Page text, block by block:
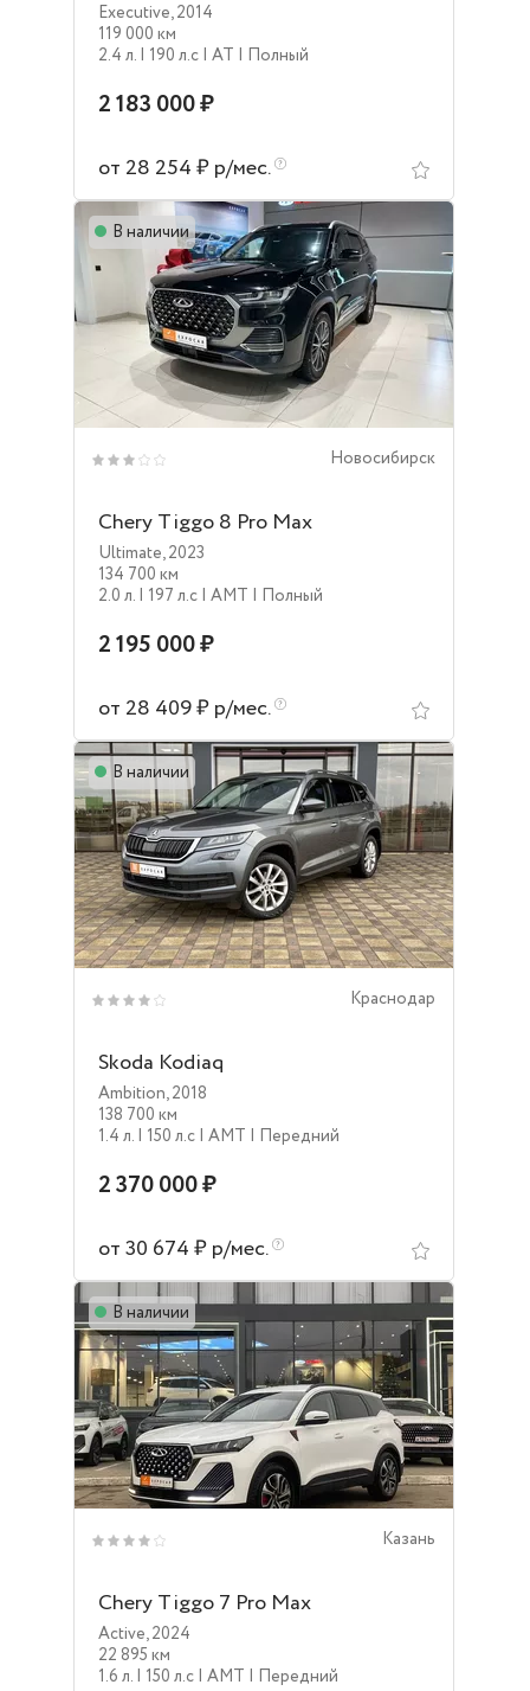
Executive,2014
119 000 км
2.4 л. | 190 л.c | AT | Полный
2 183 000 ₽
от 28 254 ₽ р/мес.
В наличии
Новосибирск
Chery Tiggo 8 Pro Max
Ultimate,2023
134 700 км
2.0 л. | 197 л.c | AMT | Полный
2 195 000 ₽
от 28 409 ₽ р/мес.
В наличии
Краснодар
Skoda Kodiaq
Ambition,2018
138 700 км
1.4 л. | 150 л.c | AMT | Передний
2 370 000 ₽
от 30 674 ₽ р/мес.
В наличии
Казань
Chery Tiggo 7 Pro Max
Active,2024
22 895 км
1.6 л. | 150 л.c | AMT | Передний